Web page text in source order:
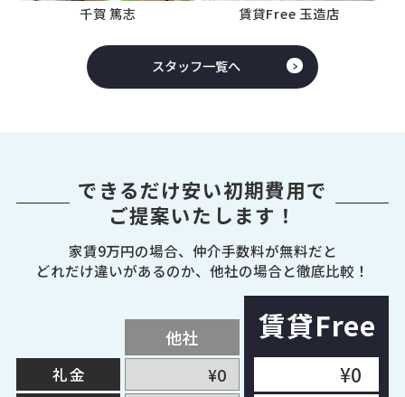
千賀 篤志 賃貸Free 玉造店
スタッフ一覧へ
できるだけ安い初期費用で
ご提案いたします！
家賃9万円の場合、仲介手数料が無料だと
どれだけ違いがあるのか、他社の場合と徹底比較！
他社
礼金 ¥0
賃貸Free
¥0